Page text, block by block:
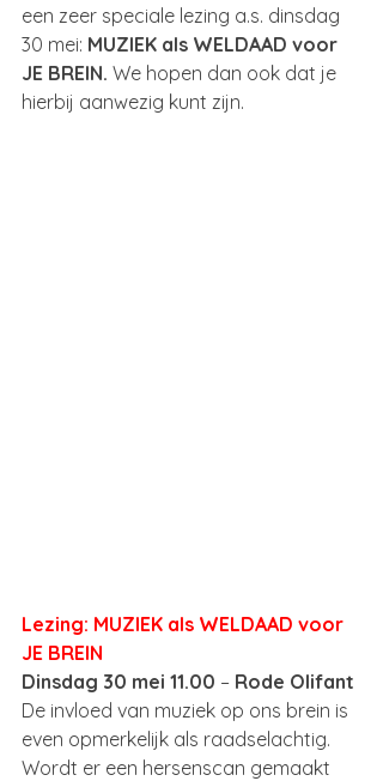
een zeer speciale lezing a.s. dinsdag
30 mei: MUZIEK als WELDAAD voor
JE BREIN. We hopen dan ook dat je
hierbij aanwezig kunt zijn.
Lezing: MUZIEK als WELDAAD voor
JE BREIN
Dinsdag 30 mei 11.00 – Rode Olifant
De invloed van muziek op ons brein is
even opmerkelijk als raadselachtig.
Wordt er een hersenscan gemaakt